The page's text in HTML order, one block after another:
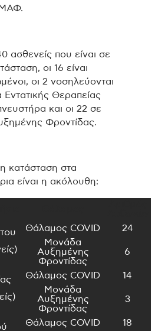
ασθενείς που είναι σε
οι 16 είναι
οι 2 νοσηλεύονται
Θεραπείας
και οι 22 σε
Φροντίδας.
κατάσταση στα
είναι η ακόλουθη:
Θάλαμος COVID
24
Μονάδα
Αυξημένης
Φροντίδας
6
Θάλαμος COVID
14
Μονάδα
Αυξημένης
Φροντίδας
3
Θάλαμος COVID
18